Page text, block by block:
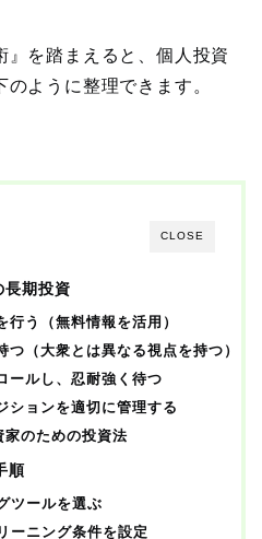
』を踏まえると、個人投資
ように整理できます。
CLOSE
長期投資
行う（無料情報を活用）
つ（大衆とは異なる視点を持つ）
ールし、忍耐強く待つ
ションを適切に管理する
家のための投資法
順
ツールを選ぶ
ーニング条件を設定